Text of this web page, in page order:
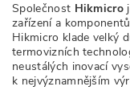
Společnost Hikmicro
zařízení a
Hikmicro klade velký
termovizních
neustálých inovací
k nejvýznamnějším